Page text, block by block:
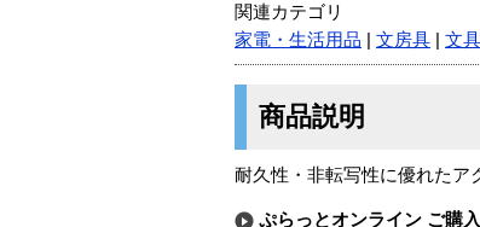
関連カテゴリ
家電・生活用品
文房具 文
商品説明
耐久性・非転写性に優れたア
ぷらっとオンライン ご購